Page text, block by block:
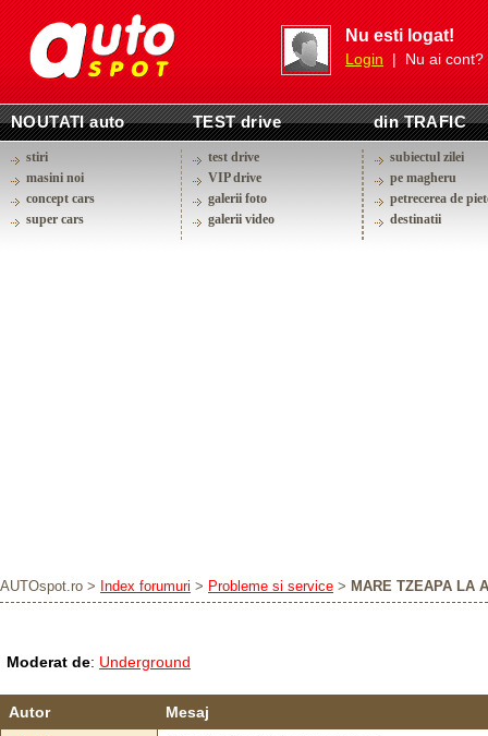
Nu esti logat!
Login| Nu ai cont?
NOUTATI auto TEST drive din TRAFIC
stiri
masini noi
concept cars
super cars
test drive
VIP drive
galerii foto
galerii video
subiectul zilei
pe magheru
petrecerea de
destinatii
AUTOspot.ro > Index forumuri > Probleme si service > MARE TZEAPA LA
Moderat de: Underground
Autor
Mesaj